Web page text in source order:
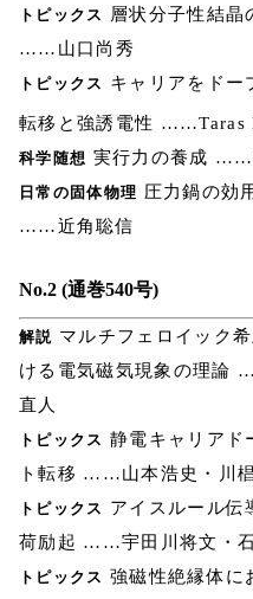
トピックス
層状分子性結晶
……山口尚秀
トピックス キャリアをドー
転移と強誘電性 ……Taras
科学随想 実行力の養成 ……
日常の固体物理 圧力鍋の効
……近角聡信
No.2 (通巻540号)
解説 マルチフェロイック
ける電気磁気現象の理論
直人
トピックス 静電キャリアド
ト転移 ……山本浩史・川
トピックス アイスルール伝
荷励起 ……宇田川将文・
トピックス 強磁性絶縁体に